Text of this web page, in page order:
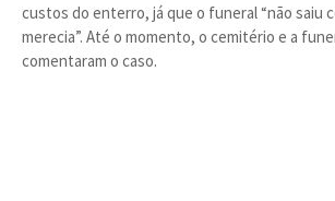
custos do enterro, já que o funeral “não saiu
merecia”. Até o momento, o cemitério e a
comentaram o caso.